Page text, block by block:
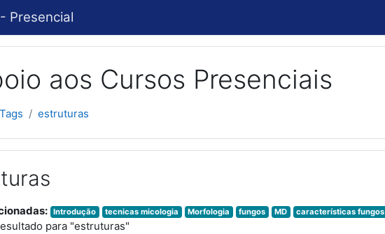
Presencial
aos Cursos Presenciais
Tags estruturas
Introdução tecnicas micologia Morfologia fungos MD características fungos
para "estruturas"